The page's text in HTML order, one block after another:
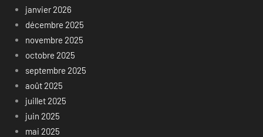
janvier 2026
décembre 2025
novembre 2025
octobre 2025
septembre 2025
août 2025
juillet 2025
juin 2025
mai 2025